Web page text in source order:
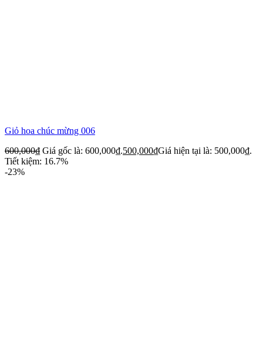
Giỏ hoa chúc mừng 006
600,000₫ Giá gốc là: 600,000₫.500,000₫Giá hiện tại là: 500,000₫.
Tiết kiệm: 16.7%
-23%